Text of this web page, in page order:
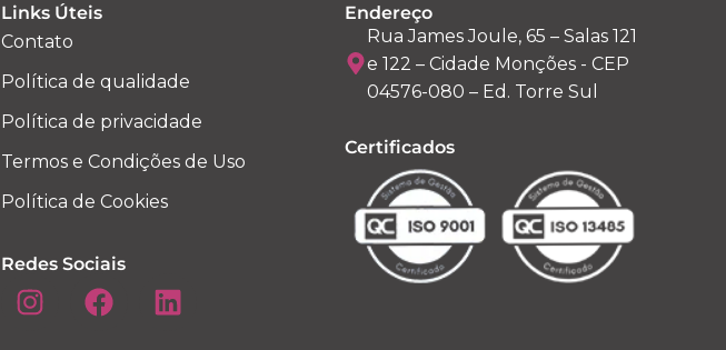
Links Úteis
Contato
Política de qualidade
Política de privacidade
Termos e Condições de Uso
Política de Cookies
Redes Sociais
Endereço
Rua James Joule, 65 – Salas 121
e 122 – Cidade Monções - CEP
04576-080 – Ed. Torre Sul
Certificados